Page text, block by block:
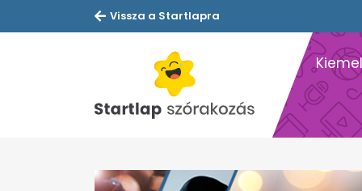
Vissza a Startlapra